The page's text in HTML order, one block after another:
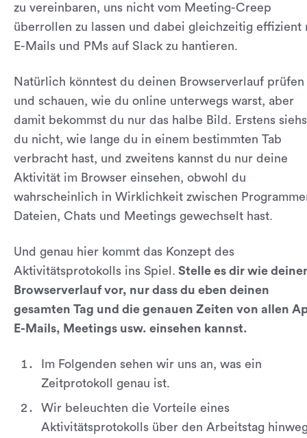
zu vereinbaren, uns nicht vom Meeting-Creep
überrollen zu lassen und dabei gleichzeitig effizient
E-Mails und PMs auf Slack zu hantieren.
Natürlich könntest du deinen Browserverlauf prüfen
und schauen, wie du online unterwegs warst, aber
damit bekommst du nur das halbe Bild. Erstens
du nicht, wie lange du in einem bestimmten Tab
verbracht hast, und zweitens kannst du nur deine
Aktivität im Browser einsehen, obwohl du
wahrscheinlich in Wirklichkeit zwischen
Dateien, Chats und Meetings gewechselt hast.
Und genau hier kommt das Konzept des
Aktivitätsprotokolls ins Spiel. Stelle es dir wie
Browserverlauf vor, nur dass du eben deinen
gesamten Tag und die genauen Zeiten von allen
E-Mails, Meetings usw. einsehen kannst.
Im Folgenden sehen wir uns an, was ein
Zeitprotokoll genau ist.
Wir beleuchten die Vorteile eines
Aktivitätsprotokolls über den Arbeitstag